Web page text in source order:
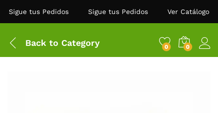
Sigue tus Pedidos Sigue tus Pedidos Ver Catálogo
Back to Category 0 0